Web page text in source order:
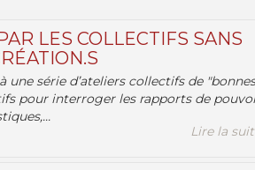
LES COLLECTIFS SANS
une série d’ateliers collectifs de
pour interroger les rapports de
Lire la